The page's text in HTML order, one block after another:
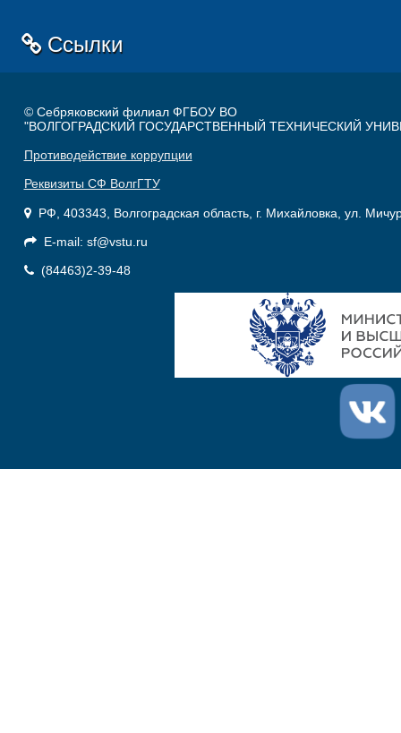
Ссылки
© Себряковский филиал ФГБОУ ВО
"ВОЛГОГРАДСКИЙ ГОСУДАРСТВЕННЫЙ ТЕХНИЧЕСКИЙ
Противодействие коррупции
Реквизиты СФ ВолгГТУ
РФ, 403343, Волгоградская область, г. Михайловка, ул.
E-mail: sf@vstu.ru
(84463)2-39-48